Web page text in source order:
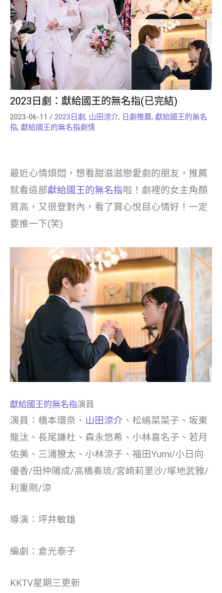
2023日劇：獻給國王的無名指(已完結)
2023-06-11 / 2023日劇, 山田涼介, 日劇推薦, 獻給國王的無名
指, 獻給國王的無名指劇情
最近心情煩悶，想看甜滋滋戀愛劇的朋友，推薦
就看這部獻給國王的無名指啦！劇裡的女主角顏
質高，又很登對內，看了賞心悅目心情好！一定
要推一下(笑)
獻給國王的無名指演員
演員：橋本環奈、 山田涼介 、松嶋菜菜子、坂東
龍汰、長尾謙杜、森永悠希、小林喜名子、若月
佑美、三浦獠太、小林涼子、福田Yumi/小日向
優香/田仲陽成/高橋奏琉/宮崎莉里沙/塚地武雅/
利重剛/涼
導演：坪井敏雄
編劇：倉光泰子
KKTV星期三更新